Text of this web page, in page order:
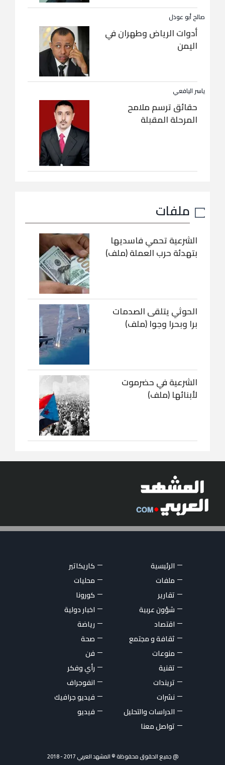
صالح أبو عوذل
أدوات الرياض وطهران في
اليمن
ياسر اليافعي
حقائق ترسم ملامح
المرحلة المقبلة
ملفات
الشرعية تحمي فاسديها
بتهدئة حرب العملة (ملف)
الحوثي يتلقى الصدمات
برا وبحرا وجوا (ملف)
الشرعية في حضرموت
لأبنائها (ملف)
الرئيسية
كاريكاتير
ملفات
محليات
تقارير
كورونا
شؤون عربية
اخبار دولية
اقتصاد
رياضة
ثقافة و مجتمع
صحة
منوعات
فن
تقنية
رأي وفكر
تريندات
انفوجراف
نشرات
فيديو جرافيك
الدراسات والتحليل
فيديو
تواصل معنا
@ جميع الحقوق محفوظة © المشهد العربي 2017 - 2018